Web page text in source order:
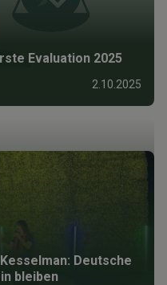
Evaluation 2025
2.10.2025
Deutsche
bleiben